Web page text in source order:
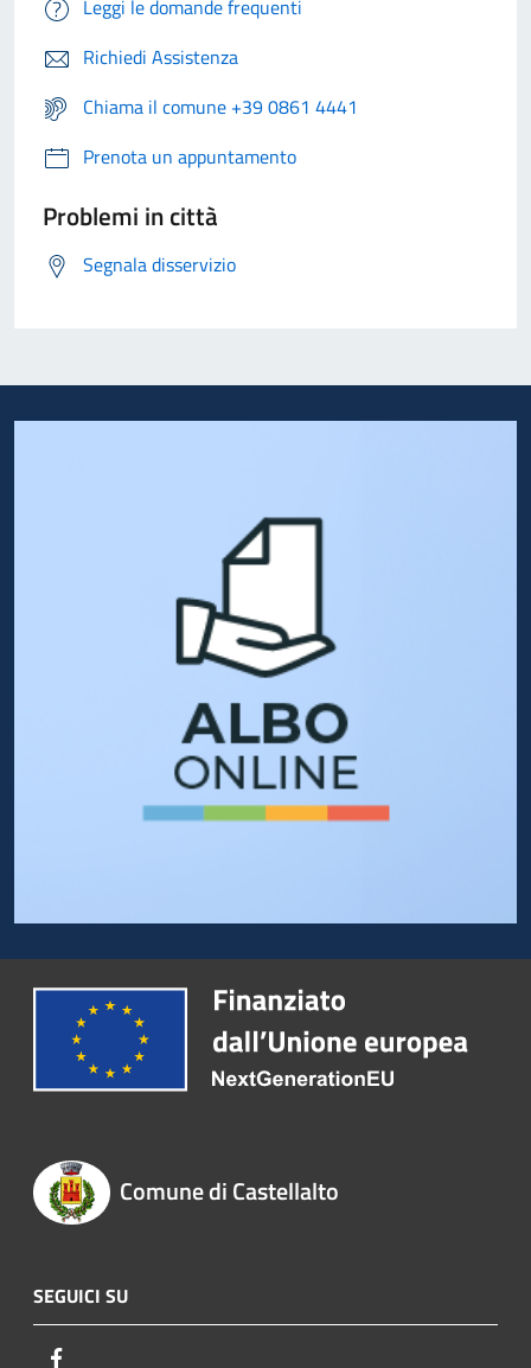
Leggi le domande frequenti
Richiedi Assistenza
Chiama il comune +39 0861 4441
Prenota un appuntamento
Problemi in città
Segnala disservizio
Comune di Castellalto
SEGUICI SU